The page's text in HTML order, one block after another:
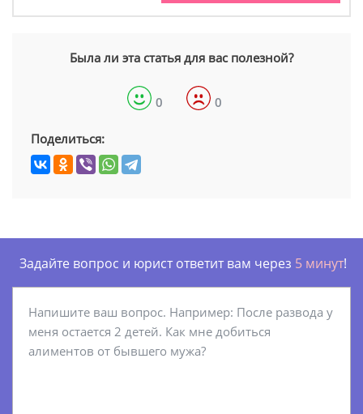
Была ли эта статья для вас полезной?
0 0
Поделиться:
Задайте вопрос и юрист ответит вам через 5 минут!